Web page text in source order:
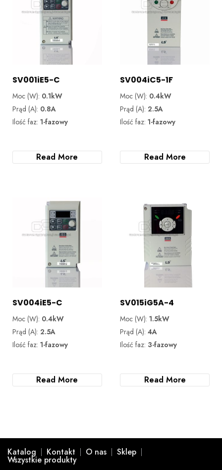
SV001iE5-C
Moc (W): 0.1kW
Prąd (A): 0.8A
Ilość faz: 1-fazowy
Read More
SV004iC5-1F
Moc (W): 0.4kW
Prąd (A): 2.5A
Ilość faz:1-fazowy
Read More
SV004iE5-C
Moc (W): 0.4kW
Prąd (A): 2.5A
Ilość faz: 1-fazowy
Read More
SV015iG5A-4
Moc (W):1.5kW
Prąd (A):4A
Ilość faz: 3-fazowy
Read More
Katalog Kontakt O nas Sklep
Wszystkie produkty